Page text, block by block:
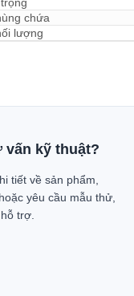
chứa
lượng
vấn kỹ thuật?
tiết về sản phẩm,
yêu cầu mẫu thử,
trợ.